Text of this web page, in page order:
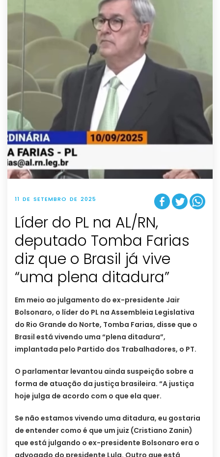
11 DE SETEMBRO DE 2025
Líder do PL na AL/RN,
deputado Tomba Farias
diz que o Brasil já vive
“uma plena ditadura”
Em meio ao julgamento do ex-presidente Jair
Bolsonaro, o líder do PL na Assembleia Legislativa
do Rio Grande do Norte, Tomba Farias, disse que o
Brasil está vivendo uma “plena ditadura”,
implantada pelo Partido dos Trabalhadores, o PT.
O parlamentar levantou ainda suspeição sobre a
forma de atuação da justiça brasileira. “A justiça
hoje julga de acordo com o que ela quer.
Se não estamos vivendo uma ditadura, eu gostaria
de entender como é que um juiz (Cristiano Zanin)
que está julgando o ex-presidente Bolsonaro era o
advogado do presidente Lula. Outro que está